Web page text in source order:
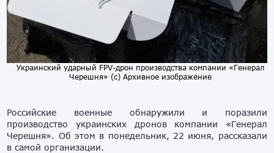
Украинский ударный FPV-дрон производства компании «Генерал
Черешня» (с) Архивное изображение
Российские военные обнаружили и поразили
производство украинских дронов компании «Генерал
Черешня». Об этом в понедельник, 22 июня, рассказали
в самой организации.